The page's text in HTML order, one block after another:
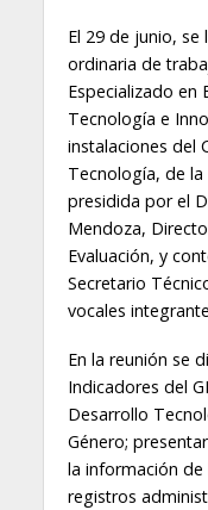
El 29 de junio, se
ordinaria de
Especializado en
Tecnología e
instalaciones del
Tecnología, de
presidida por el
Mendoza,
Evaluación, y
Secretario
vocales
En la reunión se
Indicadores del
Desarrollo
Género;
la información de
registros